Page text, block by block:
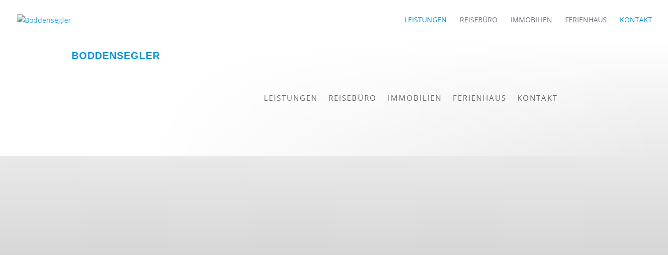
LEISTUNGEN REISEBÜRO IMMOBILIEN FERIENHAUS KONTAKT
BODDENSEGLER
LEISTUNGEN REISEBÜRO IMMOBILIEN FERIENHAUS KONTAKT